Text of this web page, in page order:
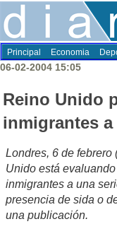
Principal Economia
06-02-2004 15:05
Reino Unido
inmigrantes
Londres, 6 de
Unido está
inmigrantes a una
presencia de sida o
una publicación.